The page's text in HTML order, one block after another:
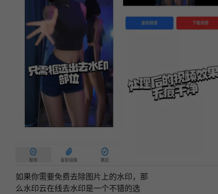
如果你需要免费去除图片上的水印，那
么水印云在线去水印是一个不错的选